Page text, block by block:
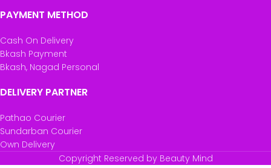
PAYMENT METHOD
Cash On Delivery
Bkash Payment
Bkash, Nagad Personal
DELIVERY PARTNER
Pathao Courier
Sundarban Courier
Own Delivery
Copyright Reserved by Beauty Mind